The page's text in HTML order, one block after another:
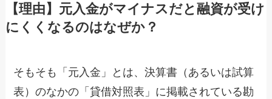
【理由】元入金がマイナスだと融資が受け
にくくなるのはなぜか？
そもそも「元入金」とは、決算書（あるいは試算
表）のなかの「貸借対照表」に掲載されている勘